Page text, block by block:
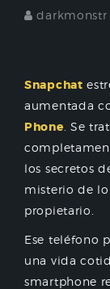
darkmonstr
Snapchat
aumentada
Phone . Se
los secretos
misterio de
propietario.
Ese teléfono
una vida
smartphone